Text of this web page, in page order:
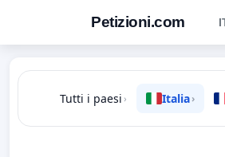
Petizioni.com
Tutti i paesi › Italia›